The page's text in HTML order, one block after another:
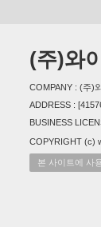
(주)와
COMPANY : (주)
ADDRESS :
BUSINESS
COPYRIGHT (c)
본 사이트에 사